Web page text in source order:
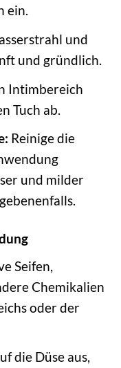
ein.
und
und gründlich.
Intimbereich
Tuch ab.
Reinige die
und milder
Seifen,
Chemikalien
oder der
die Düse aus,